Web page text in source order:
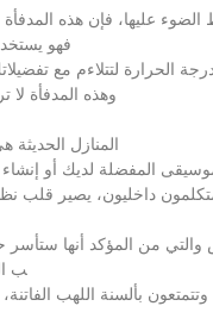
الضوء عليها، فإن هذه المدفأة
فهو
الحرارة لتتلاءم مع
وهذه المدفأة لا
المنازل الحديثة
المفضلة لديك أو إنشاء
داخليون، يصير قلب
والتي من المؤكد أنها ستأسر
ب
وتتمتعون بألسنة اللهب الفاتنة،